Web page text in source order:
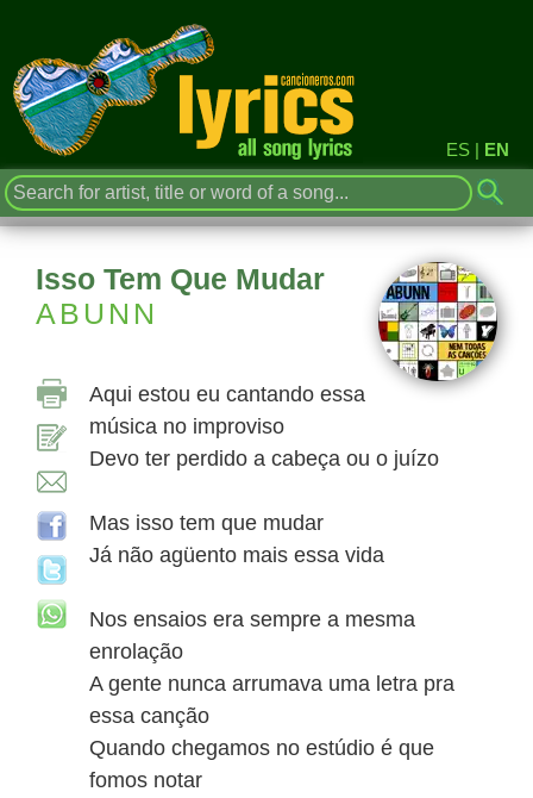
ES | EN
Isso Tem Que Mudar
ABUNN
Aqui estou eu cantando essa
música no improviso
Devo ter perdido a cabeça ou o juízo
Mas isso tem que mudar
Já não agüento mais essa vida
Nos ensaios era sempre a mesma
enrolação
A gente nunca arrumava uma letra pra
essa canção
Quando chegamos no estúdio é que
fomos notar